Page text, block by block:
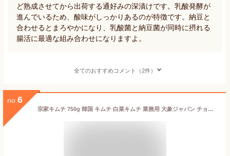
ど熟成させてから出荷する通好みの深漬けです。乳酸発酵が
進んでいるため、酸味がしっかりあるのが特徴です。納豆と
合わせるとまろやかになり、乳酸菌と納豆菌が同時に摂れる
腸活に最適な組み合わせになりますよ。
全てのおすすめコメント（2件）
no. 6
宗家キムチ 750g 韓国 キムチ 白菜キムチ 業務用 大象ジャパン チョンカキムチ